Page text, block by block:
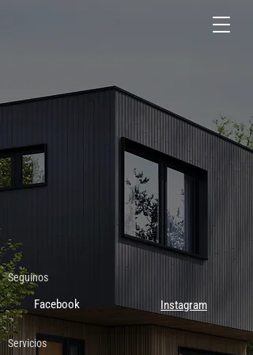
Seguinos
Facebook Instagram
Servicios